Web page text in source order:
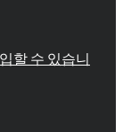
할 수 있습니